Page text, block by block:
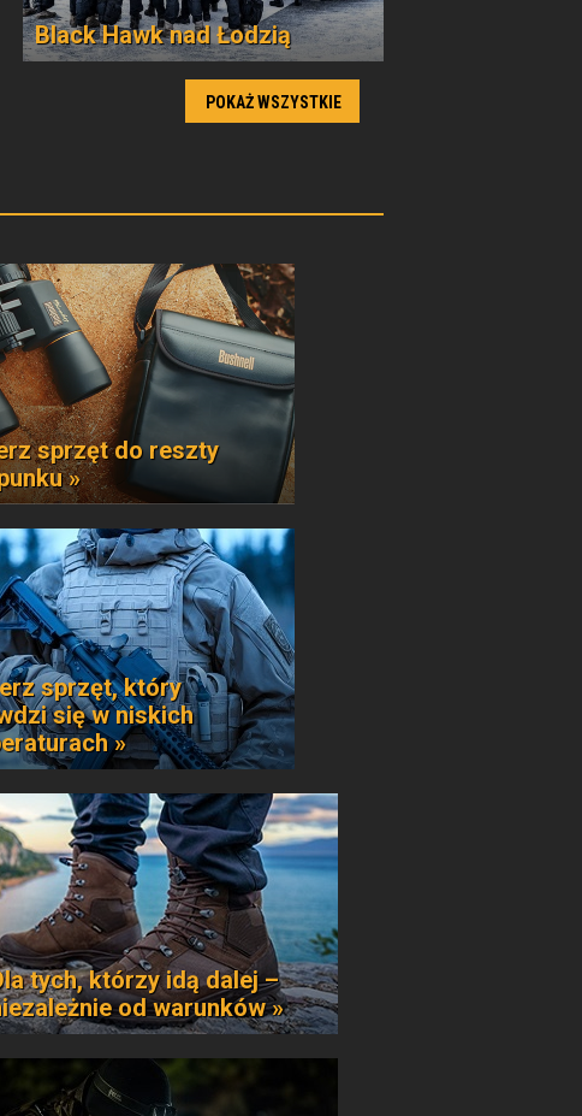
Black Hawk nad Łodzią
POKAŻ WSZYSTKIE
sprzęt do reszty
»
sprzęt, który
się w niskich
»
tych, którzy idą dalej –
od warunków »